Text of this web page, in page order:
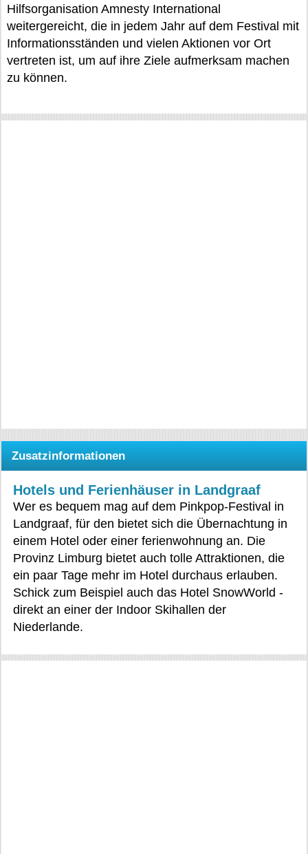
Hilfsorganisation Amnesty International
weitergereicht, die in jedem Jahr auf dem Festival mit
Informationsständen und vielen Aktionen vor Ort
vertreten ist, um auf ihre Ziele aufmerksam machen
zu können.
Zusatzinformationen
Hotels und Ferienhäuser in Landgraaf
Wer es bequem mag auf dem Pinkpop-Festival in
Landgraaf, für den bietet sich die Übernachtung in
einem Hotel oder einer ferienwohnung an. Die
Provinz Limburg bietet auch tolle Attraktionen, die
ein paar Tage mehr im Hotel durchaus erlauben.
Schick zum Beispiel auch das Hotel SnowWorld -
direkt an einer der Indoor Skihallen der
Niederlande.